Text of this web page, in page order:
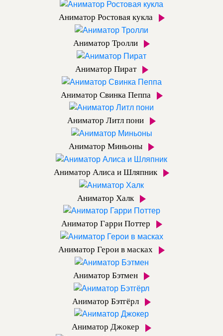
Аниматор Ростовая кукла
Аниматор Тролли
Аниматор Пират
Аниматор Свинка Пеппа
Аниматор Литл пони
Аниматор Миньоны
Аниматор Алиса и Шляпник
Аниматор Халк
Аниматор Гарри Поттер
Аниматор Герои в масках
Аниматор Бэтмен
Аниматор Бэтгёрл
Аниматор Джокер